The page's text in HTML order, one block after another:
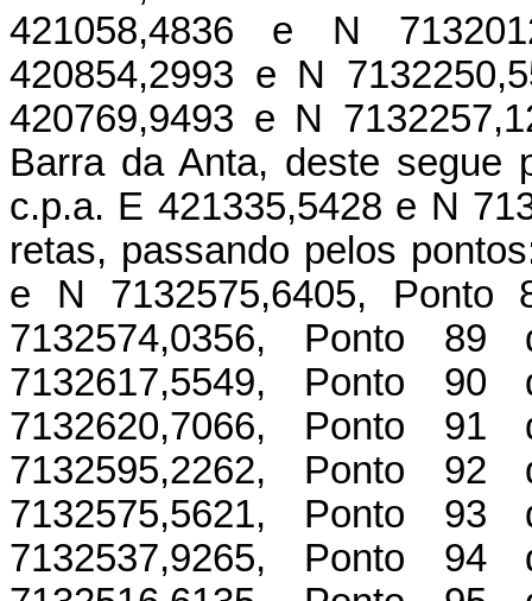
421058,4836 e N
420854,2993 e N
420769,9493 e N
Barra da Anta, deste segue
c.p.a. E 421335,5428 e N
retas, passando pelos
e N 7132575,6405,
7132574,0356, Ponto
7132617,5549, Ponto
7132620,7066, Ponto
7132595,2262, Ponto
7132575,5621, Ponto
7132537,9265, Ponto